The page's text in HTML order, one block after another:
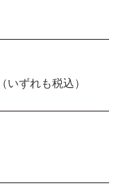
ずれも税込）